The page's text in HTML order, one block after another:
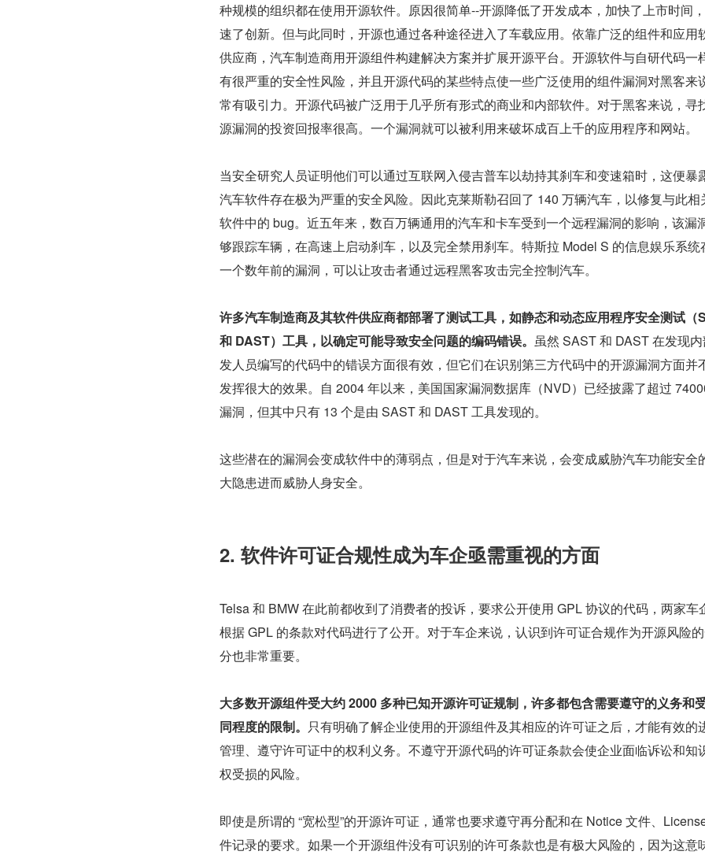
种规模的组织都在使用开源软件。原因很简单--开源降低了开发成本，加快了上市时间
速了创新。但与此同时，开源也通过各种途径进入了车载应用。依靠广泛的组件和应用
供应商，汽车制造商用开源组件构建解决方案并扩展开源平台。开源软件与自研代码一
有很严重的安全性风险，并且开源代码的某些特点使一些广泛使用的组件漏洞对黑客来
常有吸引力。开源代码被广泛用于几乎所有形式的商业和内部软件。对于黑客来说，寻
源漏洞的投资回报率很高。一个漏洞就可以被利用来破坏成百上千的应用程序和网站。
当安全研究人员证明他们可以通过互联网入侵吉普车以劫持其刹车和变速箱时，这便暴
汽车软件存在极为严重的安全风险。因此克莱斯勒召回了 140 万辆汽车，以修复与此相
软件中的 bug。近五年来，数百万辆通用的汽车和卡车受到一个远程漏洞的影响，该漏
够跟踪车辆，在高速上启动刹车，以及完全禁用刹车。特斯拉 Model S 的信息娱乐系统
一个数年前的漏洞，可以让攻击者通过远程黑客攻击完全控制汽车。
许多汽车制造商及其软件供应商都部署了测试工具，如静态和动态应用程序安全测试（
和 DAST）工具，以确定可能导致安全问题的编码错误。 虽然 SAST 和 DAST 在发现
发人员编写的代码中的错误方面很有效，但它们在识别第三方代码中的开源漏洞方面并
发挥很大的效果。自 2004 年以来，美国国家漏洞数据库（NVD）已经披露了超过
漏洞，但其中只有 13 个是由 SAST 和 DAST 工具发现的。
这些潜在的漏洞会变成软件中的薄弱点，但是对于汽车来说，会变成威胁汽车功能安全
大隐患进而威胁人身安全。
2. 软件许可证合规性成为车企亟需重视的方面
Telsa 和 BMW 在此前都收到了消费者的投诉，要求公开使用 GPL 协议的代码，两家车
根据 GPL 的条款对代码进行了公开。对于车企来说，认识到许可证合规作为开源风险
分也非常重要。
大多数开源组件受大约 2000 多种已知开源许可证规制，许多都包含需要遵守的义务和
同程度的限制。 只有明确了解企业使用的开源组件及其相应的许可证之后，才能有效的
管理、遵守许可证中的权利义务。不遵守开源代码的许可证条款会使企业面临诉讼和知
权受损的风险。
即使是所谓的 “宽松型”的开源许可证，通常也要求遵守再分配和在 Notice 文件、
件记录的要求。如果一个开源组件没有可识别的许可条款也是有极大风险的，因为这意